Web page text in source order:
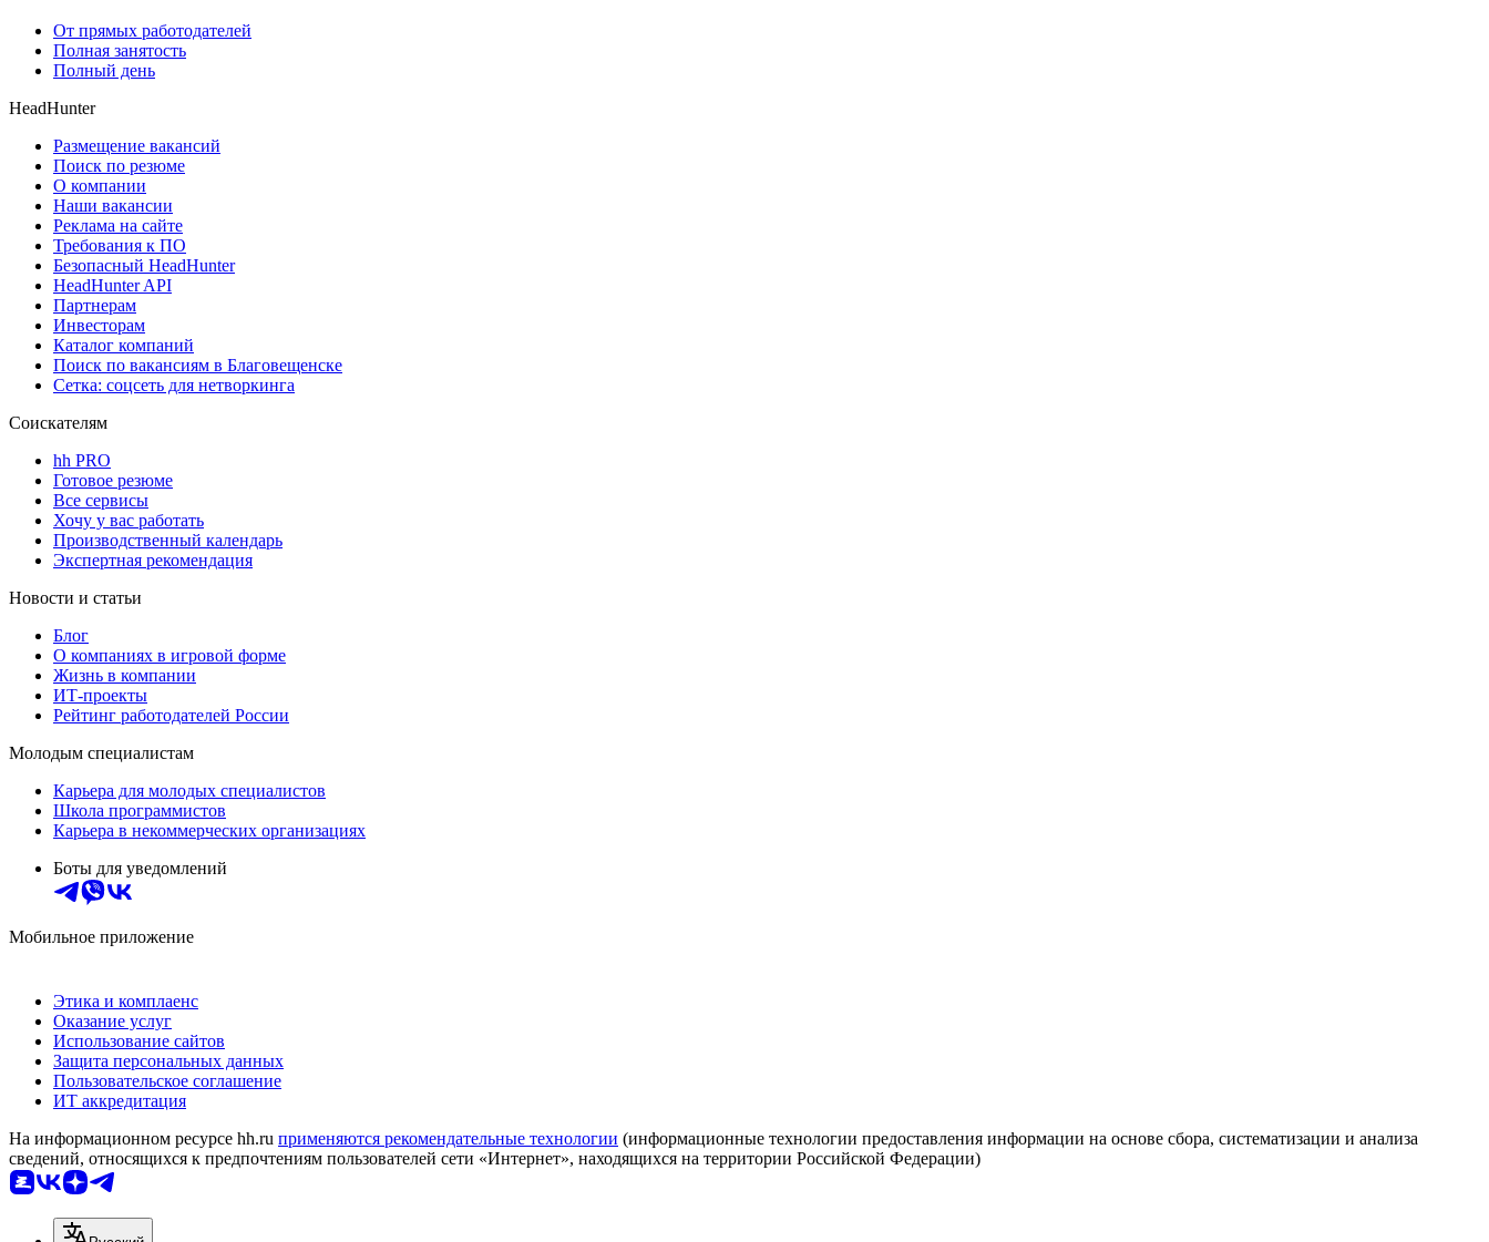
От прямых работодателей
Полная занятость
Полный день
HeadHunter
Размещение вакансий
Поиск по резюме
О компании
Наши вакансии
Реклама на сайте
Требования к ПО
Безопасный HeadHunter
HeadHunter API
Партнерам
Инвесторам
Каталог компаний
Поиск по вакансиям в Благовещенске
Сетка: соцсеть для нетворкинга
Соискателям
hh PRO
Готовое резюме
Все сервисы
Хочу у вас работать
Производственный календарь
Экспертная рекомендация
Новости и статьи
Блог
О компаниях в игровой форме
Жизнь в компании
ИТ-проекты
Рейтинг работодателей России
Молодым специалистам
Карьера для молодых специалистов
Школа программистов
Карьера в некоммерческих организациях
Боты для уведомлений
Мобильное приложение
Этика и комплаенс
Оказание услуг
Использование сайтов
Защита персональных данных
Пользовательское соглашение
ИТ аккредитация
На информационном ресурсе hh.ru применяются рекомендательные технологии (информационные технологии предоставления информации на основе сбора, систематизации и анализа
сведений, относящихся к предпочтениям пользователей сети «Интернет», находящихся на территории Российской Федерации)